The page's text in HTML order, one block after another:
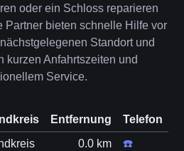
oder ein Schloss reparieren
Partner bieten schnelle Hilfe vor
Standort und
kurzen Anfahrtszeiten und
Service.
Entfernung
Telefon
0.0 km ☎️